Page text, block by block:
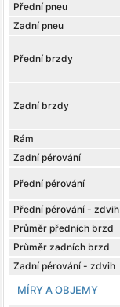
Přední pneu
Zadní pneu
Přední brzdy
Zadní brzdy
Rám
Zadní pérování
Přední pérování
Přední pérování - zdvih
Průměr předních brzd
Průměr zadních brzd
Zadní pérování - zdvih
MÍRY A OBJEMY